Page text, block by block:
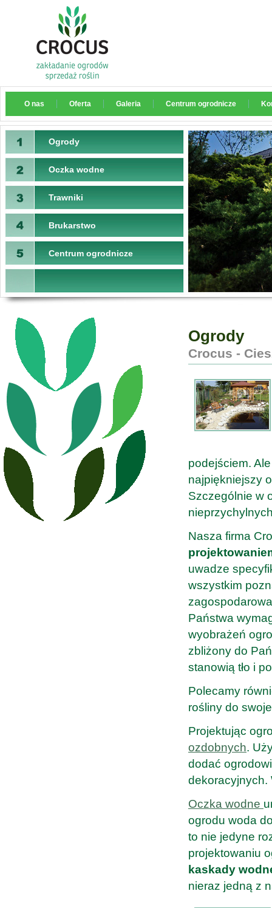
O nas Oferta Galeria Centrum ogrodnicze
Ogrody
Oczka wodne
Trawniki
Brukarstwo
Centrum ogrodnicze
Ogrody
Crocus -
podejściem.
najpiękniejszy
Szczególnie w
Nasza firma
uwadze
wszystkim
Państwa
wyobrażeń
zbliżony do
stanowią tło i
Polecamy
rośliny do
Projektując
ozdobnych.
dodać
dekoracyjnych.
Oczka wodne
ogrodu woda
to nie jedyne
projektowaniu
kaskady
nieraz jedną z